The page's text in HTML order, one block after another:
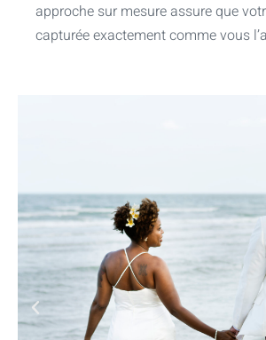
approche sur mesure assure que
capturée exactement comme vous